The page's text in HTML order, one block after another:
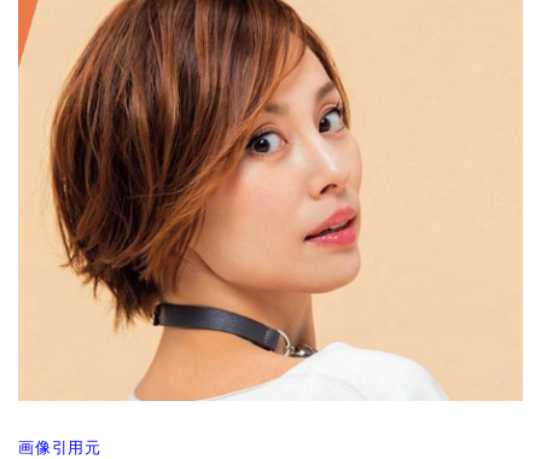
画像引用元